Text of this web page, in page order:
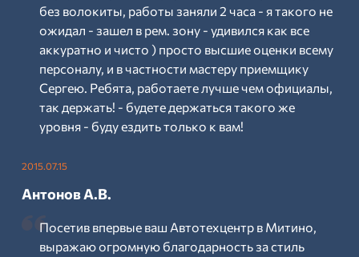
без волокиты, работы заняли 2 часа - я такого не
ожидал - зашел в рем. зону - удивился как все
аккуратно и чисто ) просто высшие оценки всему
персоналу, и в частности мастеру приемщику
Сергею. Ребята, работаете лучше чем официалы,
так держать! - будете держаться такого же
уровня - буду ездить только к вам!
2015.07.15
Антонов А.В.
Посетив впервые ваш Автотехцентр в Митино,
выражаю огромную благодарность за стиль